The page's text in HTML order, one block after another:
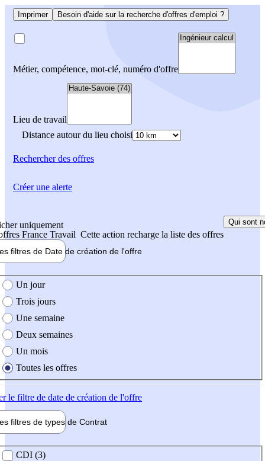
Imprimer Besoin d'aide sur la recherche d'offres d'emploi ?
Métier, compétence, mot-clé, numéro d'offre
Lieu de travail
Distance autour du lieu choisi
Rechercherdes offres
uniquement
France Travail Cette action recharge la liste des offres
Qui sont
filtres de Date de création de l'offre
création de l'offre
Un jour
Trois jours
Une semaine
Deux semaines
Un mois
Toutes les offres
le filtre de date de création de l'offre
filtres de types de Contrat
contrat
CDI (3)
Créer une alerte